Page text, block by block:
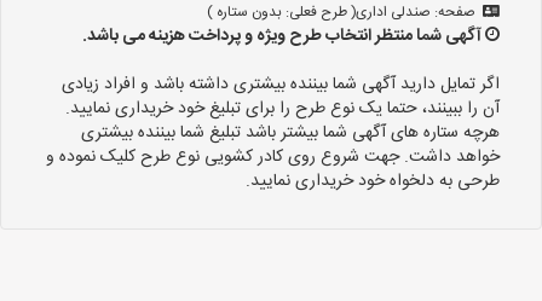
صفحه: صندلی اداری( طرح فعلی: بدون ستاره )
آگهی شما منتظر انتخاب طرح ویژه و پرداخت هزینه می باشد.
اگر تمایل دارید آگهی شما بیننده بیشتری داشته باشد و افراد زیادی
آن را ببینند، حتما یک نوع طرح را برای تبلیغ خود خریداری نمایید.
هرچه ستاره های آگهی شما بیشتر باشد تبلیغ شما بیننده بیشتری
خواهد داشت. جهت شروع روی کادر کشویی نوع طرح کلیک نموده و
طرحی به دلخواه خود خریداری نمایید.